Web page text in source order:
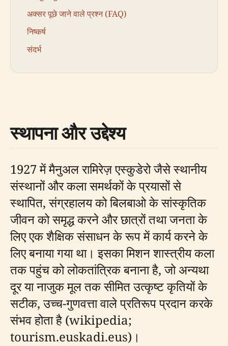
अक्सर पूछे जाने वाले प्रश्न (FAQ)
निष्कर्ष
संदर्भ
स्थापना और उद्देश्य
1927 में मैनुअल रामिरेज़ एस्कुडेरो जैसे स्थानीय
संस्थानों और कला समर्थकों के प्रयासों से
स्थापित, संग्रहालय को बिलबाओ के सांस्कृतिक
जीवन को समृद्ध करने और छात्रों तथा जनता के
लिए एक शैक्षिक संसाधन के रूप में कार्य करने के
लिए बनाया गया था। इसका मिशन शास्त्रीय कला
तक पहुंच को लोकतांत्रिक बनाना है, जो अन्यथा
दूर या नाजुक मूल तक सीमित उत्कृष्ट कृतियों के
सटीक, उच्च-गुणवत्ता वाले प्रतिरूप प्रदान करके
संभव होता है (wikipedia;
tourism.euskadi.eus)।